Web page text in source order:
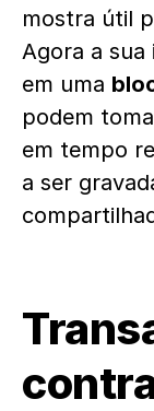
mostra útil
Agora a sua
em uma
podem
em tempo
a ser